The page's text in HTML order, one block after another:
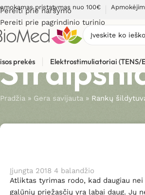
Pereiti prie naršymo
Pereiti prie pagrindinio turinio
pristatymas nuo 100€
prekės Elektrostimuliatoriai (TENS/
Pradžia » Gera savijauta » Rankų
Įjungta 2018 4 balandžio
Atliktas tyrimas rodo, kad daugiau
galūnių priežasčių yra labai daug. Jų